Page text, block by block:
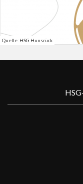
Quelle: HSG Hunsrück